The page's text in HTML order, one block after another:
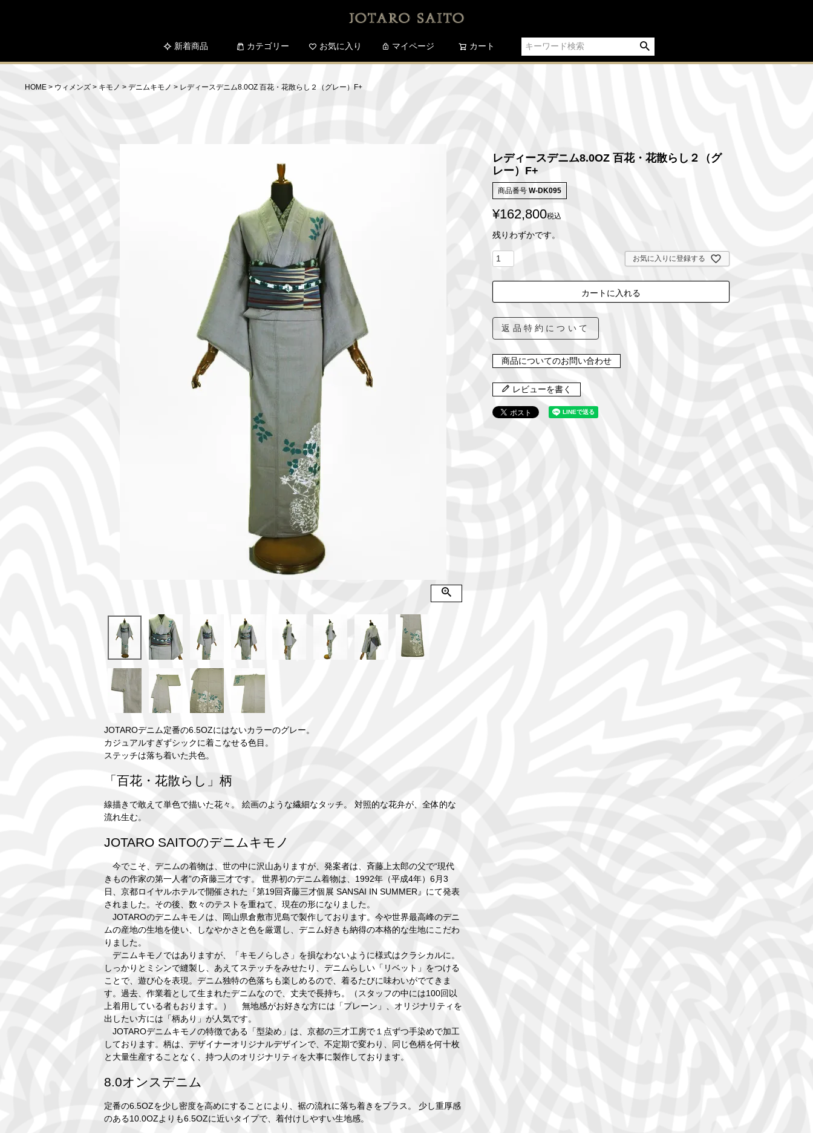
新着商品 カテゴリー お気に入り マイページ カート
検索
HOME ウィメンズ キモノ デニムキモノ レディースデニム8.0OZ 百花・花散らし２（グレー）F+
JOTAROデニム定番の6.5OZにはないカラーのグレー。
カジュアルすぎずシックに着こなせる色目。
ステッチは落ち着いた共色。
「百花・花散らし」柄
線描きで敢えて単色で描いた花々。 絵画のような繊細なタッチ。 対照的な花弁が、全体的な
流れ生む。
JOTARO SAITOのデニムキモノ
今でこそ、デニムの着物は、世の中に沢山ありますが、発案者は、斉藤上太郎の父で“現代
きもの作家の第一人者”の斉藤三才です。 世界初のデニム着物は、1992年（平成4年）6月3
日、京都ロイヤルホテルで開催された『第19回斉藤三才個展 SANSAI IN SUMMER』にて発表
されました。その後、数々のテストを重ねて、現在の形になりました。
JOTAROのデニムキモノは、岡山県倉敷市児島で製作しております。今や世界最高峰のデニ
ムの産地の生地を使い、しなやかさと色を厳選し、デニム好きも納得の本格的な生地にこだわ
りました。
デニムキモノではありますが、「キモノらしさ」を損なわないように様式はクラシカルに。
しっかりとミシンで縫製し、あえてステッチをみせたり、デニムらしい「リベット」をつける
ことで、遊び心を表現。デニム独特の色落ちも楽しめるので、着るたびに味わいがでてきま
す。過去、作業着として生まれたデニムなので、丈夫で長持ち。（スタッフの中には100回以
上着用している者もおります。） 無地感がお好きな方には「プレーン」、オリジナリティを
出したい方には「柄あり」が人気です。
JOTAROデニムキモノの特徴である「型染め」は、京都の三才工房で１点ずつ手染めで加工
しております。柄は、デザイナーオリジナルデザインで、不定期で変わり、同じ色柄を何十枚
と大量生産することなく、持つ人のオリジナリティを大事に製作しております。
8.0オンスデニム
定番の6.5OZを少し密度を高めにすることにより、裾の流れに落ち着きをプラス。 少し重厚感
のある10.0OZよりも6.5OZに近いタイプで、着付けしやすい生地感。
レディースデニム8.0OZ 百花・花散らし２（グ
レー）F+
商品番号 W-DK095
¥162,800税込
残りわずかです。
お気に入りに登録する
カートに入れる
返品特約について
商品についてのお問い合わせ
レビューを書く